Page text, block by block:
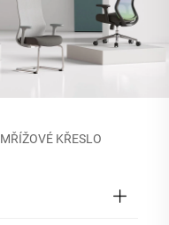
MŘÍŽOVÉ KŘESLO